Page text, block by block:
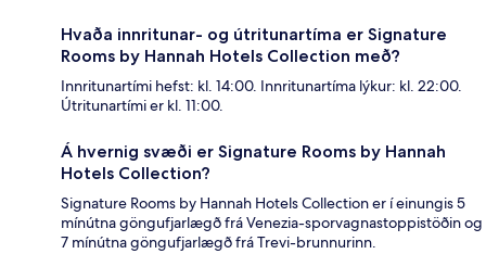
Hvaða innritunar- og útritunartíma er Signature
Rooms by Hannah Hotels Collection með?
Innritunartími hefst: kl. 14:00. Innritunartíma lýkur: kl. 22:00.
Útritunartími er kl. 11:00.
Á hvernig svæði er Signature Rooms by Hannah
Hotels Collection?
Signature Rooms by Hannah Hotels Collection er í einungis 5
mínútna göngufjarlægð frá Venezia-sporvagnastoppistöðin og
7 mínútna göngufjarlægð frá Trevi-brunnurinn.